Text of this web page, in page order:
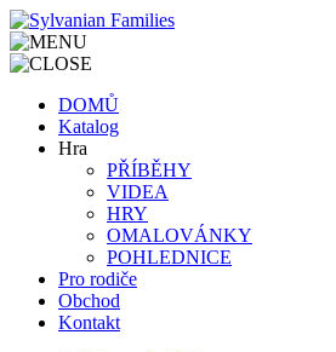
DOMŮ
Katalog
Hra
PŘÍBĚHY
VIDEA
HRY
OMALOVÁNKY
POHLEDNICE
Pro rodiče
Obchod
Kontakt